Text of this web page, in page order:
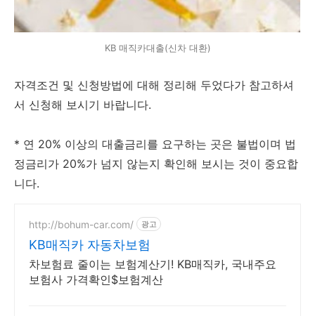
KB 매직카대출(신차 대환)
자격조건 및 신청방법에 대해 정리해 두었다가 참고하셔
서 신청해 보시기 바랍니다.
* 연 20% 이상의 대출금리를 요구하는 곳은 불법이며 법
정금리가 20%가 넘지 않는지 확인해 보시는 것이 중요합
니다.
http://bohum-car.com/ 광고
KB매직카 자동차보험
차보험료 줄이는 보험계산기! KB매직카, 국내주요
보험사 가격확인$보험계산